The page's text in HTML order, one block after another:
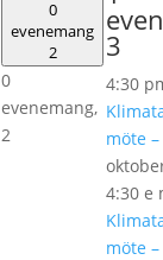
0
evenemang
2
0
evenemang,
2
3
4:30
möte
4:30 e
möte